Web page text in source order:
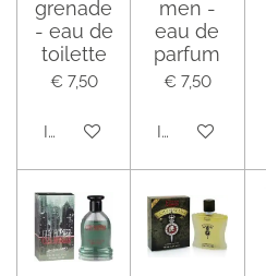
grenade
- eau de
toilette
€ 7,50
In winkelwagen
men -
eau de
parfum
€ 7,50
In